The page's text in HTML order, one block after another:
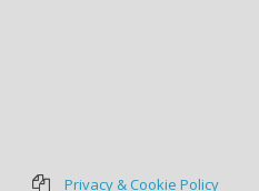
Privacy & Cookie Policy